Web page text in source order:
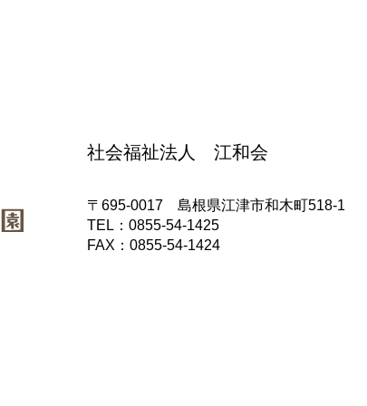
幼児食レシピ
社会福祉法人 江和会
〒695-0017 島根県江津市和木町518-1
​TEL：0855-54-1425
FAX：0855-54-1424